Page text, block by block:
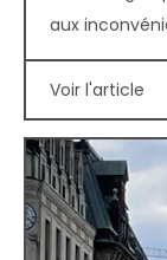
aux
Voir l'article